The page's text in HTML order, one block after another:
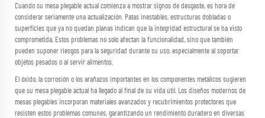
Cuando su mesa plegable actual comienza a mostrar signos de desgaste, es hora de
considerar seriamente una actualización. Patas inestables, estructuras dobladas o
superficies que ya no quedan planas indican que la integridad estructural se ha visto
comprometida. Estos problemas no solo afectan la funcionalidad, sino que también
pueden suponer riesgos para la seguridad durante su uso, especialmente al soportar
objetos pesados o al servir alimentos.
El óxido, la corrosión o los arañazos importantes en los componentes metálicos sugieren
que su mesa plegable actual ha llegado al final de su vida útil. Los diseños modernos de
mesas plegables incorporan materiales avanzados y recubrimientos protectores que
resisten estos problemas comunes, garantizando un rendimiento duradero en diversas